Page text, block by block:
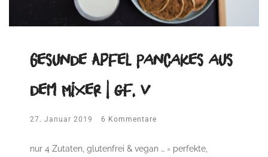
Gesunde Apfel Pancakes aus
dem Mixer | gf, v
27. Januar 2019 6 Kommentare
nur 4 Zutaten, glutenfrei & vegan … = perfekte,